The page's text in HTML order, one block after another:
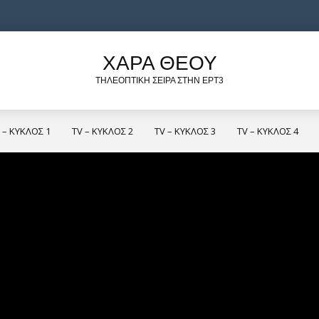
ΧΑΡΑ ΘΕΟΥ
ΤΗΛΕΟΠΤΙΚΗ ΣΕΙΡΑ ΣΤΗΝ ΕΡΤ3
– ΚΥΚΛΟΣ 1 TV – ΚΥΚΛΟΣ 2 TV – ΚΥΚΛΟΣ 3 TV – ΚΥΚΛΟΣ 4